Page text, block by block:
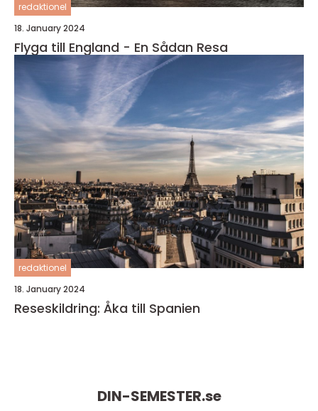
redaktionel
18. January 2024
Flyga till England - En Sådan Resa
redaktionel
18. January 2024
Reseskildring: Åka till Spanien
DIN-SEMESTER.se